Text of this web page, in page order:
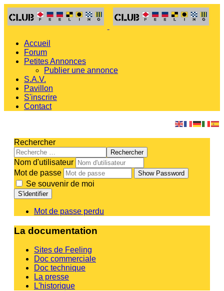
Accueil
Forum
Petites Annonces
Publier une annonce
S.A.V.
Pavillon
S'inscrire
Contact
Rechercher
Rechercher
Nom d'utilisateur
Mot de passe
Show Password
Se souvenir de moi
S'identifier
Mot de passe perdu
La documentation
Sites de Feeling
Doc commerciale
Doc technique
La presse
L'historique